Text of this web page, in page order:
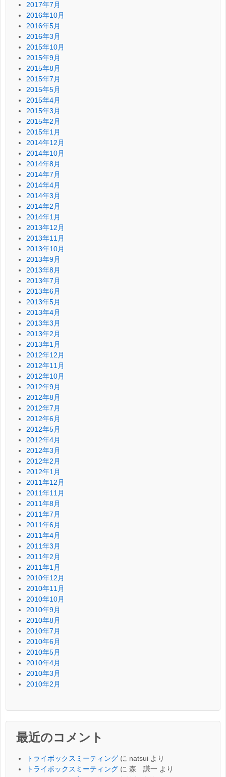
2017年7月
2016年10月
2016年5月
2016年3月
2015年10月
2015年9月
2015年8月
2015年7月
2015年5月
2015年4月
2015年3月
2015年2月
2015年1月
2014年12月
2014年10月
2014年8月
2014年7月
2014年4月
2014年3月
2014年2月
2014年1月
2013年12月
2013年11月
2013年10月
2013年9月
2013年8月
2013年7月
2013年6月
2013年5月
2013年4月
2013年3月
2013年2月
2013年1月
2012年12月
2012年11月
2012年10月
2012年9月
2012年8月
2012年7月
2012年6月
2012年5月
2012年4月
2012年3月
2012年2月
2012年1月
2011年12月
2011年11月
2011年8月
2011年7月
2011年6月
2011年4月
2011年3月
2011年2月
2011年1月
2010年12月
2010年11月
2010年10月
2010年9月
2010年8月
2010年7月
2010年6月
2010年5月
2010年4月
2010年3月
2010年2月
最近のコメント
トライボックスミーティング に natsui より
トライボックスミーティング に 森 謙一 より